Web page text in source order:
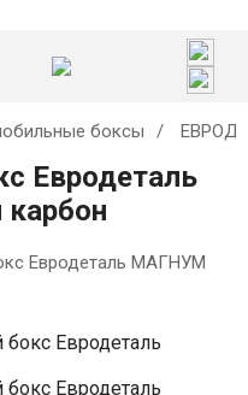
боксы
Евродеталь
Евродеталь МАГНУМ